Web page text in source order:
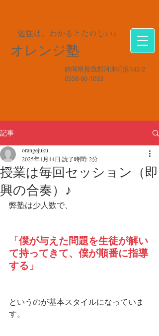
勉強は、わかるとたのしい♪
オレンジ塾
静岡県賀茂郡河津町浜142-2
0558-66-1033
記事
授業は毎回セッション（即
興の合奏）♪
orangejuku
2025年1月14日 読了時間: 2分
弊塾は少人数で、
「僕が与えた問題を生徒が解い
て持ってきて、僕が順番に指導
する」
というのが基本スタイルになっていま
す。